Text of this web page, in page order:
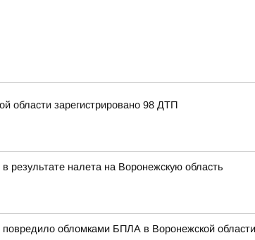
области зарегистрировано 98 ДТП
результате налета на Воронежскую область
обломками БПЛА в Воронежской области